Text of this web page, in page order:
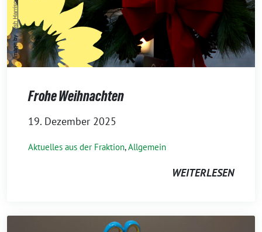
Frohe Weihnachten
19. Dezember 2025
Aktuelles aus der Fraktion,Allgemein
WEITERLESEN